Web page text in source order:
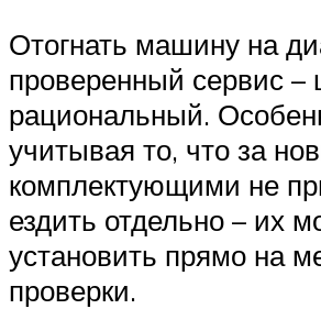
Отогнать машину на
проверенный сервис –
рациональный.
учитывая то, что за
комплектующими не
ездить отдельно – их
установить прямо на
проверки.